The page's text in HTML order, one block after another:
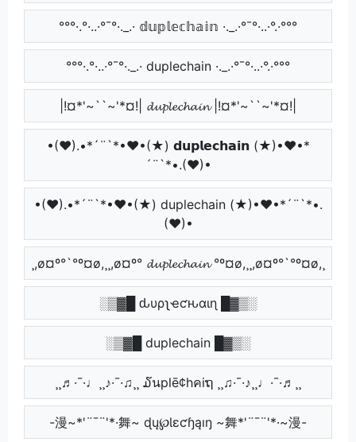
°°°·.°·..·°¯°·._.· 𝕕𝕦𝕡𝕝𝕖𝕔𝕙𝕒𝕚𝕟 ·._.·°¯°·..·°.·°°°
°°°·.°·..·°¯°·._.· duplechain ·._.·°¯°·..·°.·°°°
|!¤*'~``~'*¤!| 𝓭𝓾𝓹𝓵𝓮𝓬𝓱𝓪𝓲𝓷 |!¤*'~``~'*¤!|
•(♥).•*´¨`*•♥•(★) 𝗱𝘂𝗽𝗹𝗲𝗰𝗵𝗮𝗶𝗻 (★)•♥•*
´¨`*•.(♥)•
•(♥).•*´¨`*•♥•(★) duplechain (★)•♥•*´¨`*•.
(♥)•
¸,ø¤º°`°º¤ø,¸¸,ø¤º° 𝓭𝓾𝓹𝓵𝓮𝓬𝓱𝓪𝓲𝓷 °º¤ø,¸¸,ø¤º°`°º¤ø,¸
░▒▓█ ԃυρʅҽƈԋαιɳ █▓▒░
░▒▓█ duplechain █▓▒░
¸¸♬·¯·♩¸¸♪·¯·♫¸¸ ໓นplē¢hคiຖ ¸¸♫·¯·♪¸¸♩·¯·♬¸¸
-漫~*'¨¯¨'*·舞~ ɖų℘Ɩɛƈɧąıŋ ~舞*'¨¯¨'*·~漫-